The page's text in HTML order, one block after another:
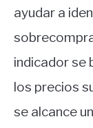
ayudar a
indicador se
los precios
se alcance